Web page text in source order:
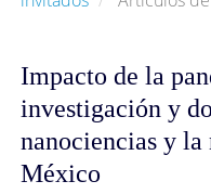
Impacto de la
investigación y
nanociencias y la
México